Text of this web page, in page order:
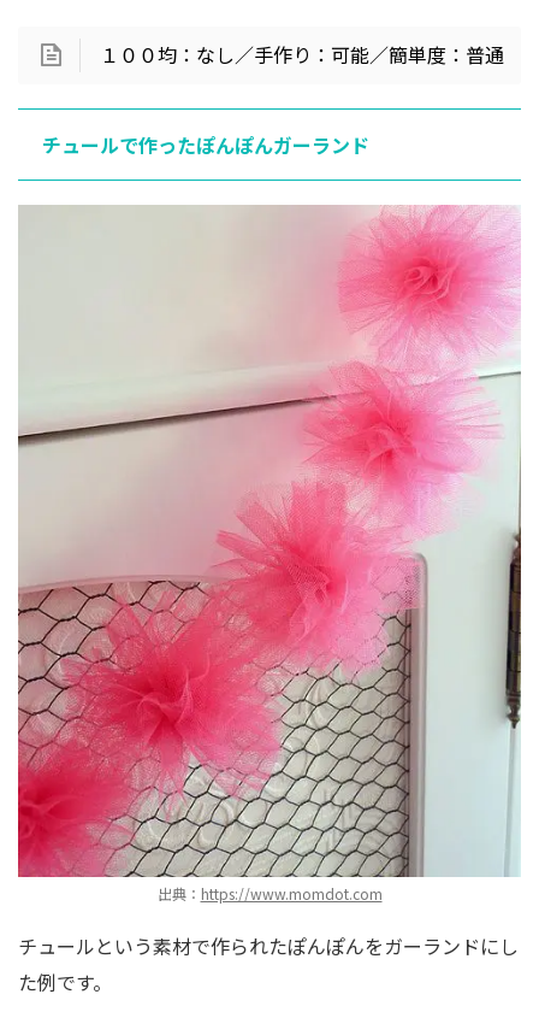
１００均：なし／手作り：可能／簡単度：普通
チュールで作ったぽんぽんガーランド
出典： https://www.momdot.com
チュールという素材で作られたぽんぽんをガーランドにし
た例です。